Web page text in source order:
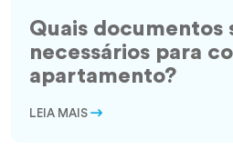
Quais documentos
necessários para
apartamento?
LEIA MAIS